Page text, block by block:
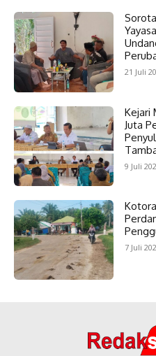
21 Juli
Kejari
Juta
9 Juli
7 Juli